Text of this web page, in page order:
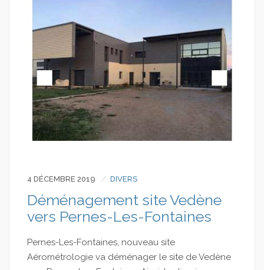
4 DÉCEMBRE 2019 DIVERS
Déménagement site Vedène
vers Pernes-Les-Fontaines
Pernes-Les-Fontaines, nouveau site
Aérométrologie va déménager le site de Vedène